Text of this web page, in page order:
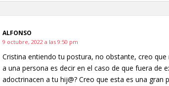
ALFONSO
9 octubre, 2022 a las 9:50 pm
Cristina entiendo tu postura, no obstante, creo
a una persona es decir en el caso de que fuera de
adoctrinacen a tu hij@? Creo que esta es una